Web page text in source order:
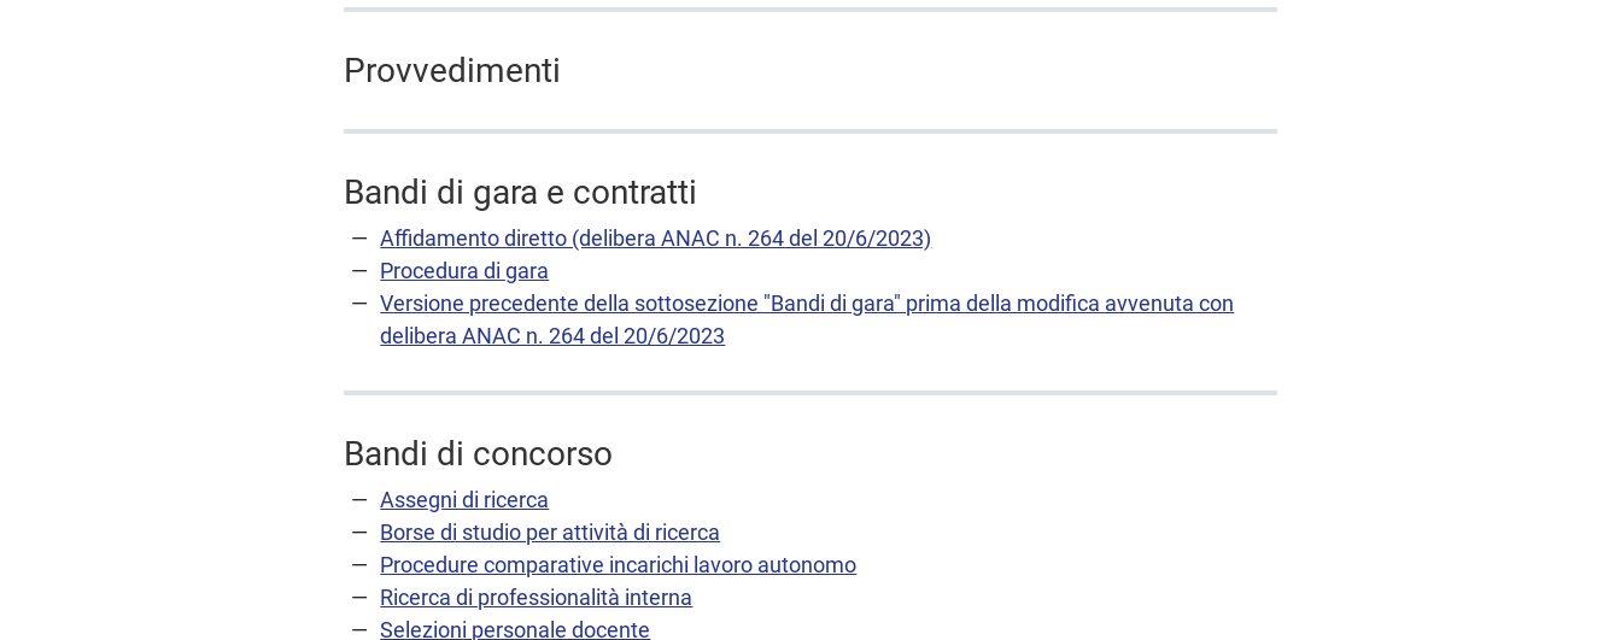
Provvedimenti
Bandi di gara e contratti
Affidamento diretto (delibera ANAC n. 264 del 20/6/2023)
Procedura di gara
Versione precedente della sottosezione "Bandi di gara" prima della modifica avvenuta con
delibera ANAC n. 264 del 20/6/2023
Bandi di concorso
Assegni di ricerca
Borse di studio per attività di ricerca
Procedure comparative incarichi lavoro autonomo
Ricerca di professionalità interna
Selezioni personale docente